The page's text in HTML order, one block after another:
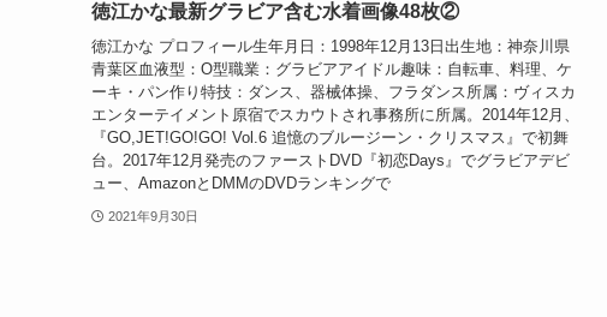
徳江かな最新グラビア含む水着画像48枚②
徳江かな プロフィール生年月日：1998年12月13日出生地：神奈川県
青葉区血液型：O型職業：グラビアアイドル趣味：自転車、料理、ケ
ーキ・パン作り特技：ダンス、器械体操、フラダンス所属：ヴィスカ
エンターテイメント原宿でスカウトされ事務所に所属。2014年12月、
『GO,JET!GO!GO! Vol.6 追憶のブルージーン・クリスマス』で初舞
台。2017年12月発売のファーストDVD『初恋Days』でグラビアデビ
ュー、AmazonとDMMのDVDランキングで
2021年9月30日